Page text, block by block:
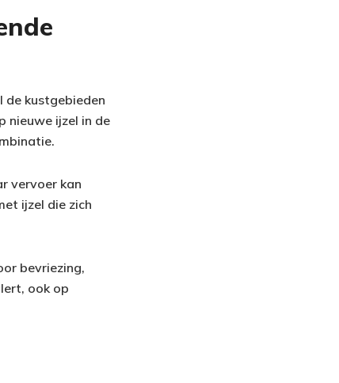
kustgebieden
nieuwe ijzel in de
vervoer kan
ijzel die zich
bevriezing,
ook op